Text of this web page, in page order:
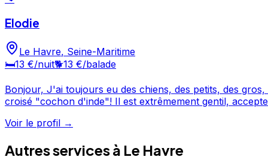
Elodie
Le Havre, Seine-Maritime
🛏️13 €/nuit🐕13 €/balade
Bonjour, J'ai toujours eu des chiens, des petits, des gros, du dogue allemand au bichon... je les connais bien. Le dernier vient de la SPA, c'est un berger allemand à poils longs
croisé "cochon d'inde"! Il est extrêmement gentil,
qui est malheureusement décédée, c'était sa super pote
Ça me laisse donc du temps pour le bichonner, ce que
Voir le profil →
Autres services à Le Havre